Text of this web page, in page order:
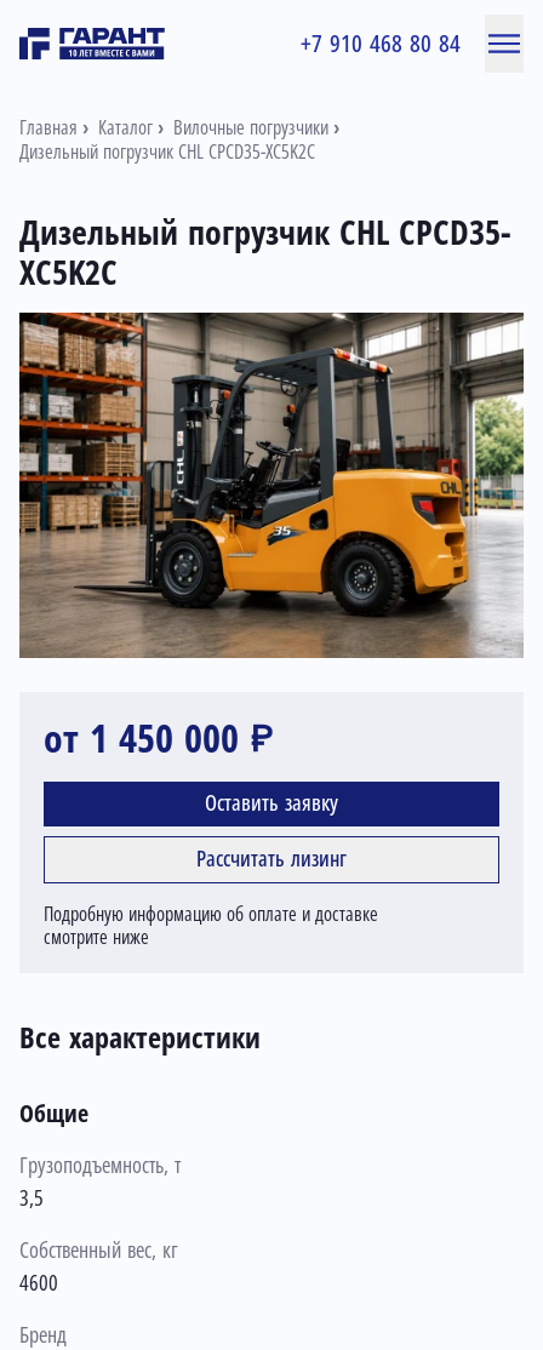
+7 910 468 80 84
Главная Каталог
Вилочные погрузчики
Дизельный погрузчик CHL CPCD35-XC5K2C
Дизельный погрузчик CHL CPCD35-
XC5K2C
от 1 450 000 ₽
Оставить заявку
Рассчитать лизинг
Подробную информацию об оплате и доставке
смотрите ниже
Все характеристики
Общие
Грузоподъемность, т
3,5
Собственный вес, кг
4600
Бренд